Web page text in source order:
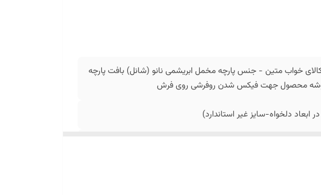
خواب متین - جنس پارچه مخمل ابریشمی نانو (شانل) بافت پارچه
گوشه محصول جهت فیکس شدن روفرشی روی فرش